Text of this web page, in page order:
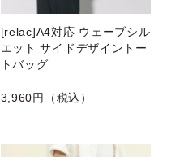
[relac]A4対応 ウェーブシル
エット サイドデザイントー
トバッグ
3,960円（税込）